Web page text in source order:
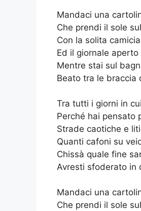
Mandaci una
Che prendi il sole
Con la solita
Ed il giornale
Mentre stai sul
Beato tra le braccia
Tra tutti i giorni in
Perché hai pensato
Strade caotiche e
Quanti cafoni su
Chissà quale fine
Avresti sfoderato in
Mandaci una
Che prendi il sole